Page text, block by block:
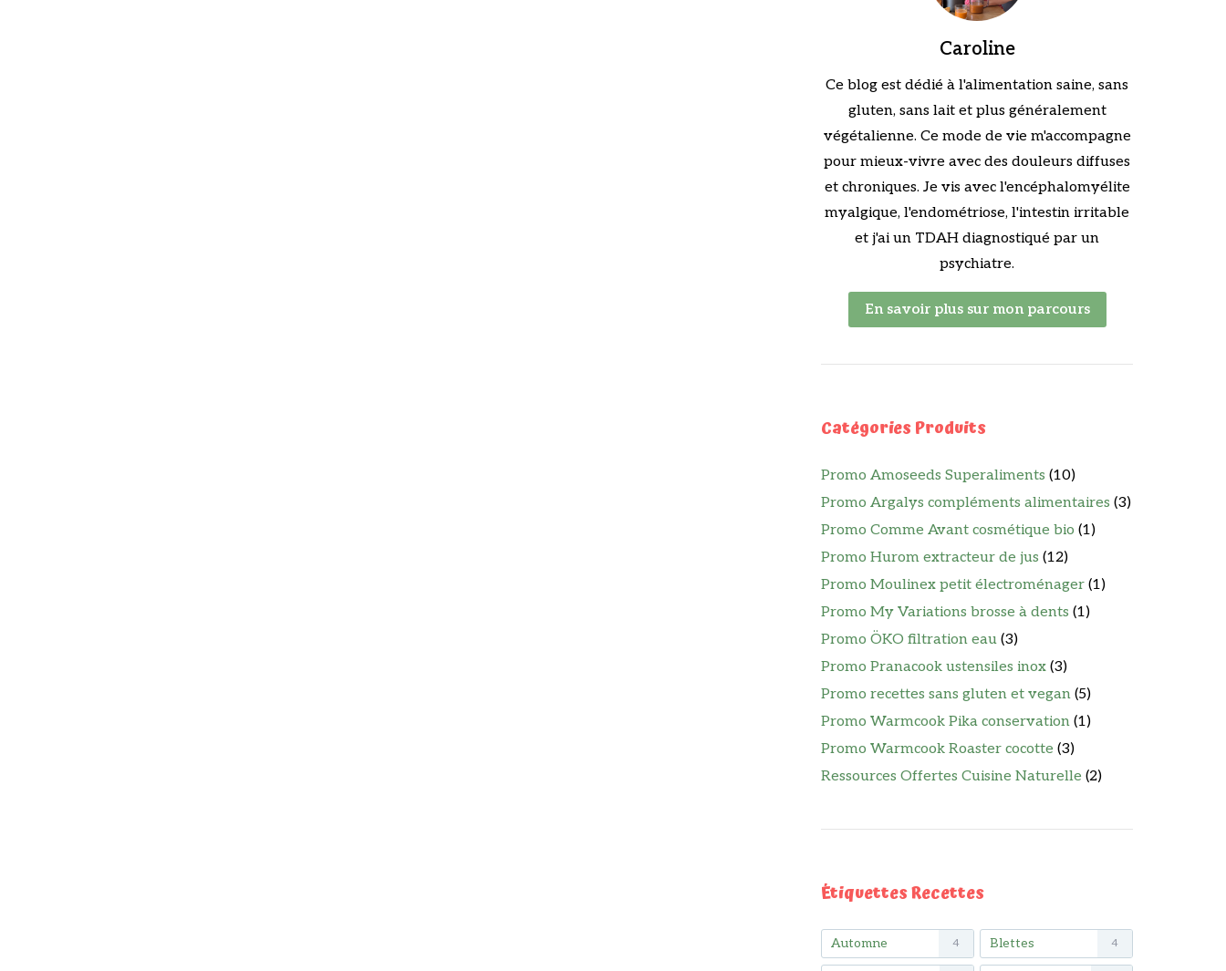
Caroline
Ce blog est dédié à l'alimentation saine, sans
gluten, sans lait et plus généralement
végétalienne. Ce mode de vie m'accompagne
pour mieux-vivre avec des douleurs diffuses
et chroniques. Je vis avec l'encéphalomyélite
myalgique, l'endométriose, l'intestin irritable
et j'ai un TDAH diagnostiqué par un
psychiatre.
En savoir plus sur mon parcours
Catégories Produits
Promo Amoseeds Superaliments (10)
Promo Argalys compléments alimentaires (3)
Promo Comme Avant cosmétique bio (1)
Promo Hurom extracteur de jus (12)
Promo Moulinex petit électroménager (1)
Promo My Variations brosse à dents (1)
Promo ÖKO filtration eau (3)
Promo Pranacook ustensiles inox (3)
Promo recettes sans gluten et vegan (5)
Promo Warmcook Pika conservation (1)
Promo Warmcook Roaster cocotte (3)
Ressources Offertes Cuisine Naturelle (2)
Étiquettes Recettes
Automne 4 Blettes 4